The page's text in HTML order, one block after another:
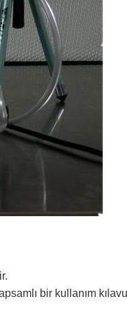
bir kullanım